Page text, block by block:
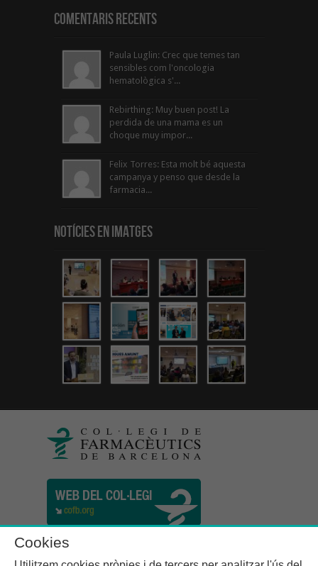
Comentaris Recents
Paula Luglin: Crec que temes tan
sensibles com l'oncologia
hematològica s'...
Rebirthing: Muy buen post! La
perdida de una mama es un
choque muy impor...
Felix Torres: Esta molt bé aquesta
campanya y penso que desde la
farmacia...
Notícies en Imatges
Cookies